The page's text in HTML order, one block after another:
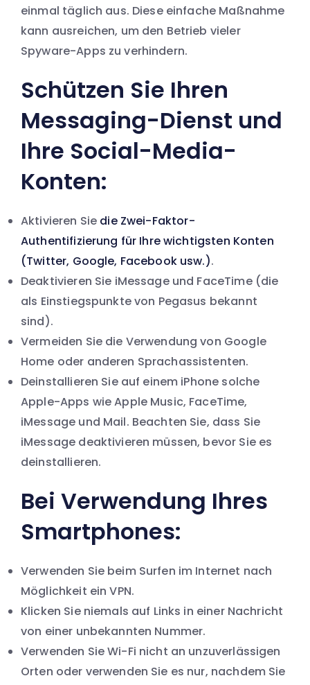
einmal täglich aus. Diese einfache Maßnahme
kann ausreichen, um den Betrieb vieler
Spyware-Apps zu verhindern.
Schützen Sie Ihren
Messaging-Dienst und
Ihre Social-Media-
Konten:
Aktivieren Sie die Zwei-Faktor-
Authentifizierung für Ihre wichtigsten Konten
(Twitter, Google, Facebook usw.).
Deaktivieren Sie iMessage und FaceTime (die
als Einstiegspunkte von Pegasus bekannt
sind).
Vermeiden Sie die Verwendung von Google
Home oder anderen Sprachassistenten.
Deinstallieren Sie auf einem iPhone solche
Apple-Apps wie Apple Music, FaceTime,
iMessage und Mail. Beachten Sie, dass Sie
iMessage deaktivieren müssen, bevor Sie es
deinstallieren.
Bei Verwendung Ihres
Smartphones:
Verwenden Sie beim Surfen im Internet nach
Möglichkeit ein VPN.
Klicken Sie niemals auf Links in einer Nachricht
von einer unbekannten Nummer.
Verwenden Sie Wi-Fi nicht an unzuverlässigen
Orten oder verwenden Sie es nur, nachdem Sie